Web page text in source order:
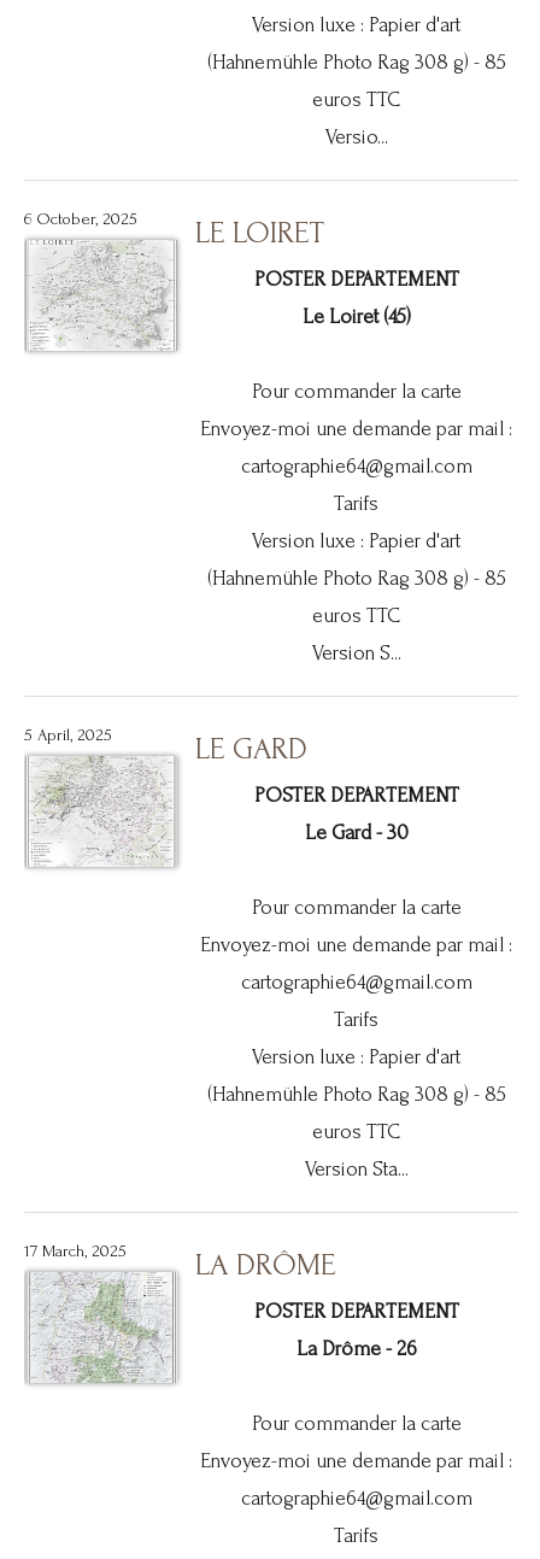
Version luxe : Papier d'art
(Hahnemühle Photo Rag 308 g) - 85
euros TTC
Versio...
6 October, 2025 LE LOIRET
POSTER DEPARTEMENT
Le Loiret (45)
Pour commander la carte
Envoyez-moi une demande par mail :
cartographie64@gmail.com
Tarifs
Version luxe : Papier d'art
(Hahnemühle Photo Rag 308 g) - 85
euros TTC
Version S...
5 April, 2025 LE GARD
POSTER DEPARTEMENT
Le Gard - 30
Pour commander la carte
Envoyez-moi une demande par mail :
cartographie64@gmail.com
Tarifs
Version luxe : Papier d'art
(Hahnemühle Photo Rag 308 g) - 85
euros TTC
Version Sta...
17 March, 2025 LA DRÔME
POSTER DEPARTEMENT
La Drôme - 26
Pour commander la carte
Envoyez-moi une demande par mail :
cartographie64@gmail.com
Tarifs